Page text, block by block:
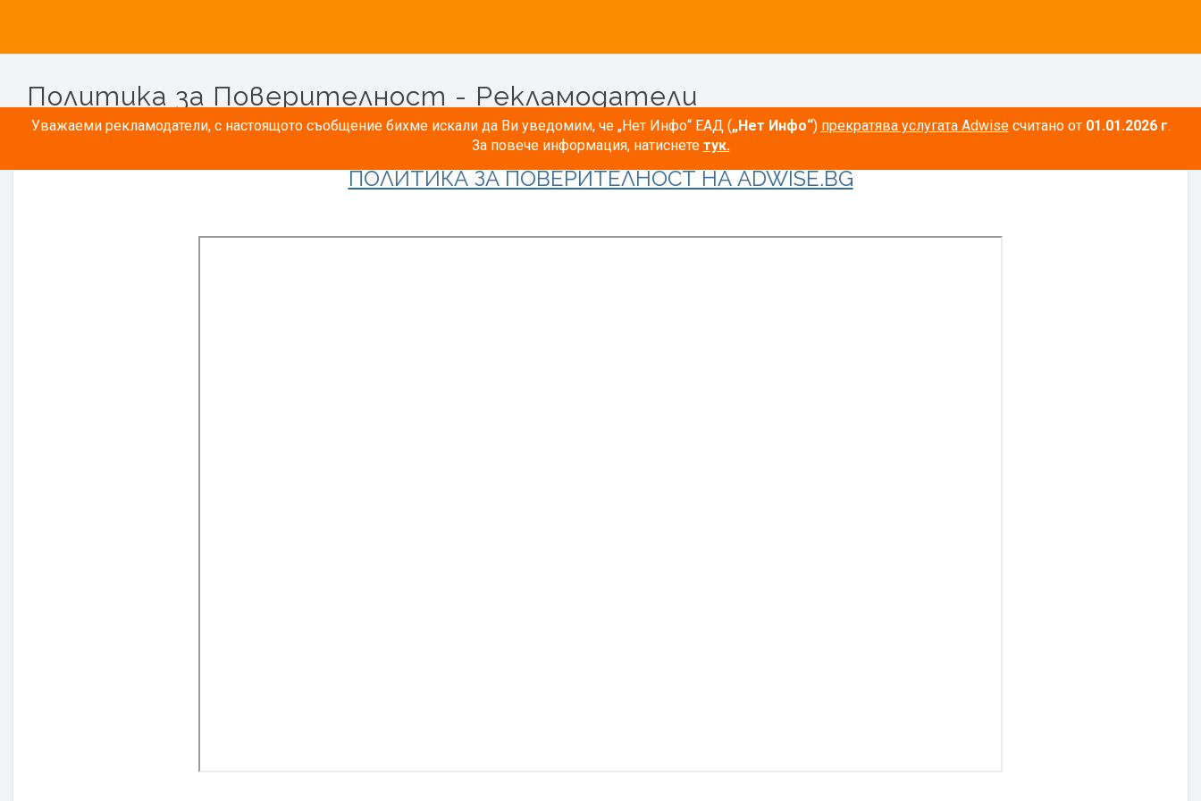
Уважаеми рекламодатели, с настоящото съобщение бихме искали да Ви уведомим, че „Нет Инфо“ ЕАД („Нет Инфо“) прекратява услугата Adwiseсчитано от 01.01.2026 г.
За повече информация, натиснете тук.
Политика за Поверителност - Рекламодатели
ПОЛИТИКА ЗА ПОВЕРИТЕЛНОСТ НА ADWISE.BG